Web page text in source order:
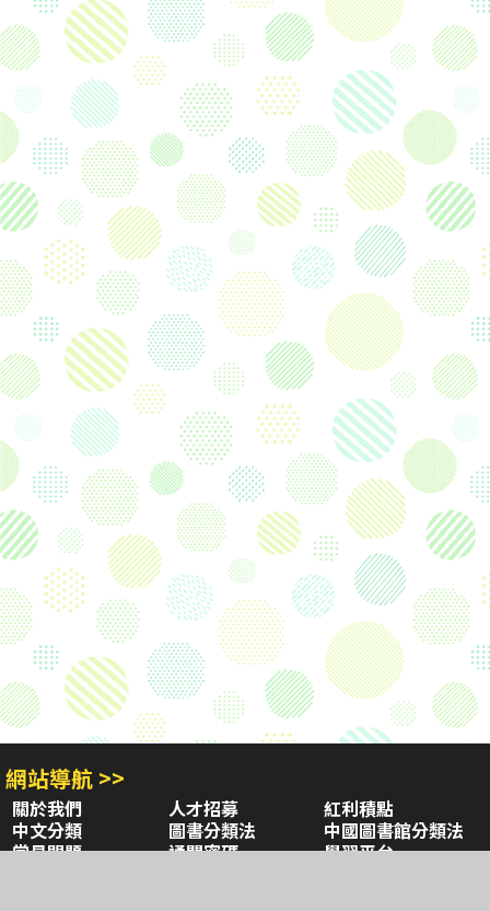
網站導航 >>
關於我們 人才招募
紅利積點
中文分類
圖書分類法
中國圖書館分類法
常見問題
通關密碼
學習平台